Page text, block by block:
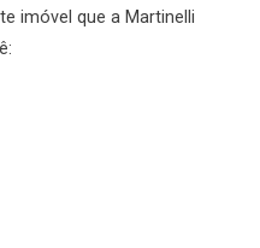
imóvel que a Martinelli